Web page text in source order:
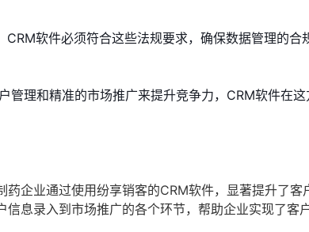
软件必须符合这些法规要求，确保数据管理的合
管理和精准的市场推广来提升竞争力，CRM软件在
企业通过使用纷享销客的CRM软件，显著提升了客
息录入到市场推广的各个环节，帮助企业实现了客